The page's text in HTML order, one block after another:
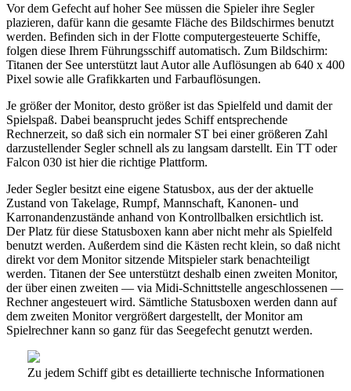
Vor dem Gefecht auf hoher See müssen die Spieler ihre Segler
plazieren, dafür kann die gesamte Fläche des Bildschirmes benutzt
werden. Befinden sich in der Flotte computergesteuerte Schiffe,
folgen diese Ihrem Führungsschiff automatisch. Zum Bildschirm:
Titanen der See unterstützt laut Autor alle Auflösungen ab 640 x 400
Pixel sowie alle Grafikkarten und Farbauflösungen.
Je größer der Monitor, desto größer ist das Spielfeld und damit der
Spielspaß. Dabei beansprucht jedes Schiff entsprechende
Rechnerzeit, so daß sich ein normaler ST bei einer größeren Zahl
darzustellender Segler schnell als zu langsam darstellt. Ein TT oder
Falcon 030 ist hier die richtige Plattform.
Jeder Segler besitzt eine eigene Statusbox, aus der der aktuelle
Zustand von Takelage, Rumpf, Mannschaft, Kanonen- und
Karronandenzustände anhand von Kontrollbalken ersichtlich ist.
Der Platz für diese Statusboxen kann aber nicht mehr als Spielfeld
benutzt werden. Außerdem sind die Kästen recht klein, so daß nicht
direkt vor dem Monitor sitzende Mitspieler stark benachteiligt
werden. Titanen der See unterstützt deshalb einen zweiten Monitor,
der über einen zweiten — via Midi-Schnittstelle angeschlossenen —
Rechner angesteuert wird. Sämtliche Statusboxen werden dann auf
dem zweiten Monitor vergrößert dargestellt, der Monitor am
Spielrechner kann so ganz für das Seegefecht genutzt werden.
Zu jedem Schiff gibt es detaillierte technische Informationen